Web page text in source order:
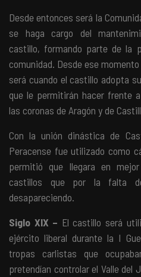
Desde entonces será la
se haga cargo del
castillo, formando parte de la
comunidad. Desde ese
será cuando el castillo adopta
que le permitirán hacer frente
las coronas de Aragón y de
Con la unión dinástica de
Peracense fue utilizado como
permitió que llegara en
castillos que por la falta
desapareciendo.
Siglo XIX – El castillo será
ejército liberal durante la I
tropas carlistas que
pretendían controlar el Valle del